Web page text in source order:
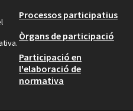
Processos participatius
Òrgans de participació
Participació en
l'elaboració de
normativa